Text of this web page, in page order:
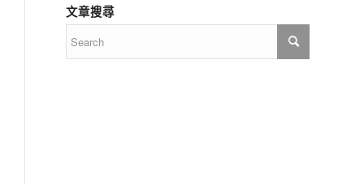
文章搜尋